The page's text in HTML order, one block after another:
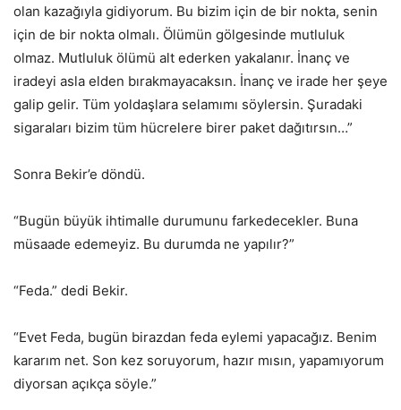
olan kazağıyla gidiyorum. Bu bizim için de bir nokta, senin
için de bir nokta olmalı. Ölümün gölgesinde mutluluk
olmaz. Mutluluk ölümü alt ederken yakalanır. İnanç ve
iradeyi asla elden bırakmayacaksın. İnanç ve irade her şeye
galip gelir. Tüm yoldaşlara selamımı söylersin. Şuradaki
sigaraları bizim tüm hücrelere birer paket dağıtırsın…”
Sonra Bekir’e döndü.
“Bugün büyük ihtimalle durumunu farkedecekler. Buna
müsaade edemeyiz. Bu durumda ne yapılır?”
“Feda.” dedi Bekir.
“Evet Feda, bugün birazdan feda eylemi yapacağız. Benim
kararım net. Son kez soruyorum, hazır mısın, yapamıyorum
diyorsan açıkça söyle.”